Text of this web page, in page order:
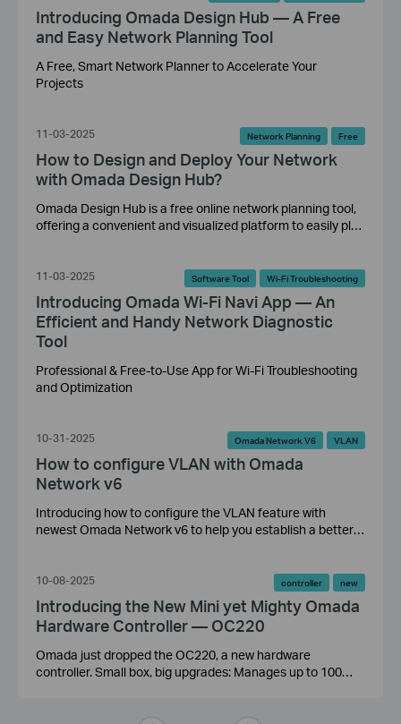
Introducing Omada Design Hub — A Free
and Easy Network Planning Tool
A Free, Smart Network Planner to Accelerate Your
Projects
Network Planning Free
11-03-2025
How to Design and Deploy Your Network
with Omada Design Hub?
Omada Design Hub is a free online network planning tool,
offering a convenient and visualized platform to easily plan
your planning process. This step-by-step guide will take a
two-story office for example to help you design and deploy
your network using Omada Design Hub.
Software Tool Wi-Fi Troubleshooting
11-03-2025
Introducing Omada Wi-Fi Navi App — An
Efficient and Handy Network Diagnostic
Tool
Professional & Free-to-Use App for Wi-Fi Troubleshooting
and Optimization
Omada Network V6 VLAN
10-31-2025
How to configure VLAN with Omada
Network v6
Introducing how to configure the VLAN feature with
newest Omada Network v6 to help you establish a better
controller new
10-08-2025
Introducing the New Mini yet Mighty Omada
Hardware Controller — OC220
Omada just dropped the OC220, a new hardware
controller. Small box, big upgrades: Manages up to 100